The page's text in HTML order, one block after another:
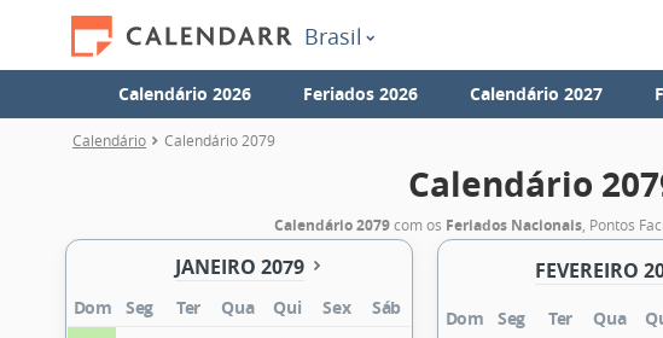
Brasil
Calendário 2026 Feriados 2026 Calendário 2027
Calendário Calendário 2079
Calendário
Calendário 2079com os Feriados Nacionais, Pontos
JANEIRO 2079
Dom Seg Ter Qua Qui Sex
Sáb
FEVEREIRO
Dom Seg Ter Qua